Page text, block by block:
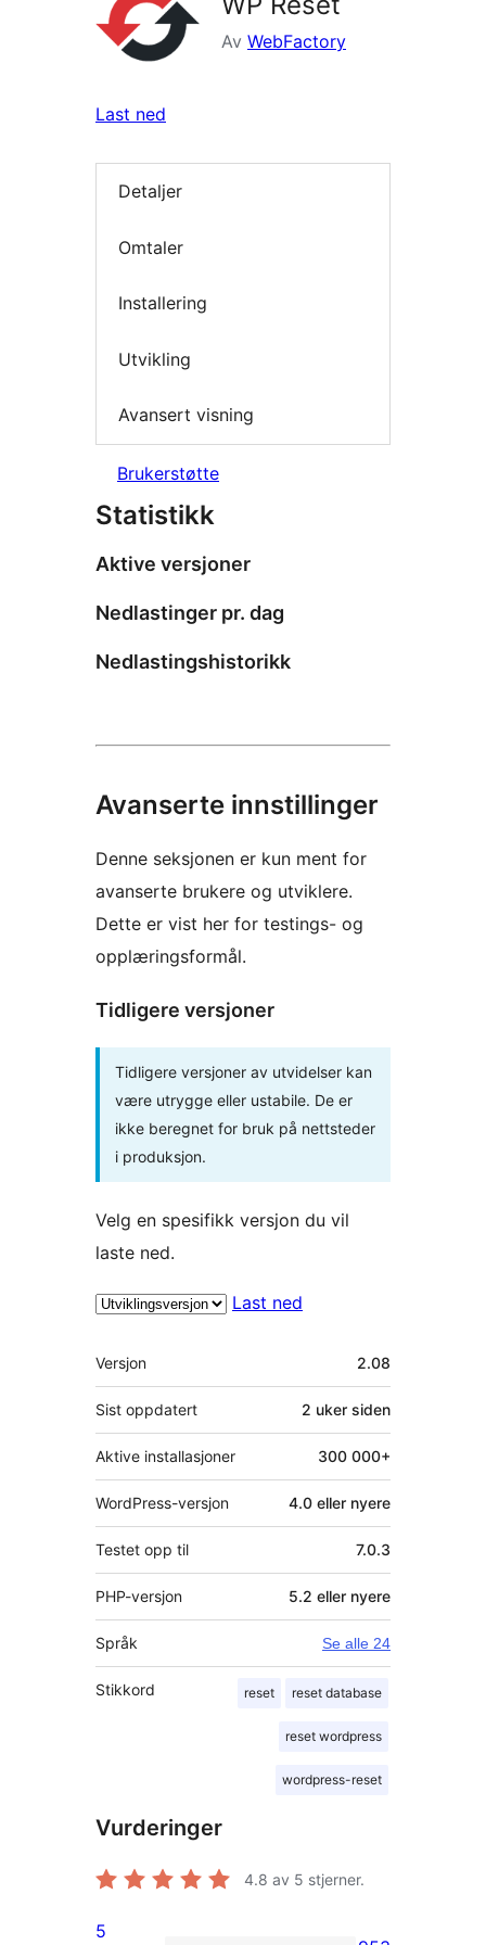
Av WebFactory
Last ned
Detaljer
Omtaler
Installering
Utvikling
Avansert visning
Brukerstøtte
Statistikk
Aktive versjoner
Nedlastinger pr. dag
Nedlastingshistorikk
Avanserte innstillinger
Denne seksjonen er kun ment for
avanserte brukere og utviklere.
Dette er vist her for testings- og
opplæringsformål.
Tidligere versjoner
Tidligere versjoner av utvidelser kan
være utrygge eller ustabile. De er
ikke beregnet for bruk på nettsteder
i produksjon.
Velg en spesifikk versjon du vil
laste ned.
Last ned
Meta
Versjon 2.08
Sist oppdatert 2 uker siden
Aktive installasjoner 300 000+
WordPress-versjon 4.0 eller nyere
Testet opp til 7.0.3
PHP-versjon 5.2 eller nyere
Språk Se alle 24
Stikkord reset reset database
reset wordpress
wordpress-reset
Vurderinger
4.8 av 5 stjerner.
5